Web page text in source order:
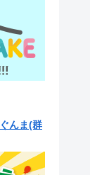
んま(群